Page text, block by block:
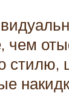
чем
стилю,